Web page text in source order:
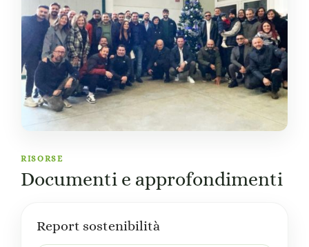
RISORSE
Documenti e approfondimenti
Report sostenibilità